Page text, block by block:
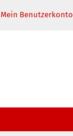
Mein Benutzerkonto